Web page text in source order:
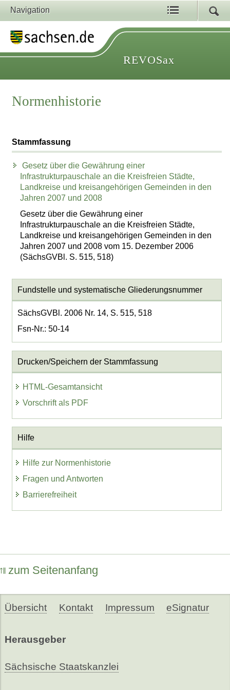
Navigation
REVOSax
Normenhistorie
Stammfassung
Gesetz über die Gewährung einer
Infrastrukturpauschale an die Kreisfreien Städte,
Landkreise und kreisangehörigen Gemeinden in den
Jahren 2007 und 2008
Gesetz über die Gewährung einer
Infrastrukturpauschale an die Kreisfreien Städte,
Landkreise und kreisangehörigen Gemeinden in den
Jahren 2007 und 2008 vom 15. Dezember 2006
(SächsGVBl. S. 515, 518)
Fundstelle und systematische Gliederungsnummer
SächsGVBl. 2006 Nr. 14, S. 515, 518
Fsn-Nr.: 50-14
Drucken/Speichern der Stammfassung
HTML-Gesamtansicht
Vorschrift als PDF
Hilfe
Hilfe zur Normenhistorie
Fragen und Antworten
Barrierefreiheit
zum Seitenanfang
Übersicht Kontakt Impressum eSignatur
Herausgeber
Sächsische Staatskanzlei